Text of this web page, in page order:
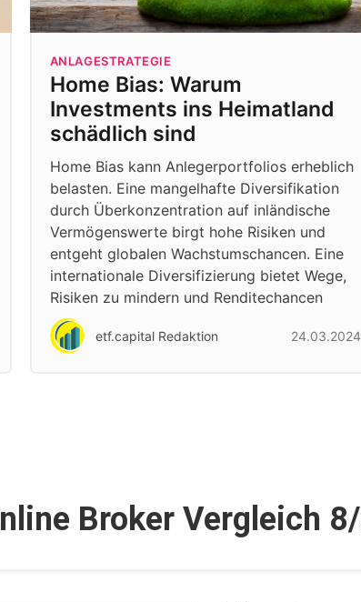
ANLAGESTRATEGIE
Home Bias: Warum
Investments ins Heimatland
schädlich sind
Home Bias kann Anlegerportfolios erheblich
belasten. Eine mangelhafte Diversifikation
durch Überkonzentration auf inländische
Vermögenswerte birgt hohe Risiken und
entgeht globalen Wachstumschancen. Eine
internationale Diversifizierung bietet Wege,
Risiken zu mindern und Renditechancen
etf.capital Redaktion 24.03.2024